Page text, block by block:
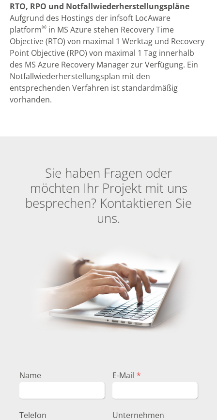
RTO, RPO und Notfallwiederherstellungspläne
Aufgrund des Hostings der infsoft LocAware
platform® in MS Azure stehen Recovery Time
Objective (RTO) von maximal 1 Werktag und Recovery
Point Objective (RPO) von maximal 1 Tag innerhalb
des MS Azure Recovery Manager zur Verfügung. Ein
Notfallwiederherstellungsplan mit den
entsprechenden Verfahren ist standardmäßig
vorhanden.
Sie haben Fragen oder
möchten Ihr Projekt mit uns
besprechen? Kontaktieren Sie
uns.
Name E-Mail *
Telefon Unternehmen